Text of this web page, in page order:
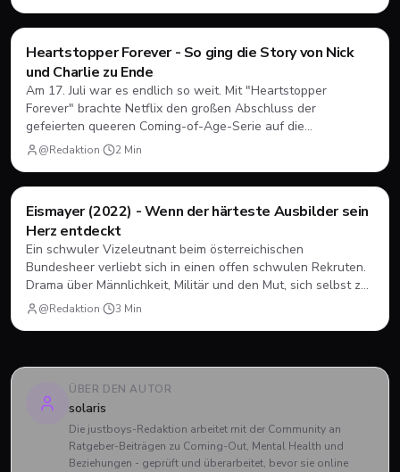
Filme & Serien
Heartstopper Forever - So ging die Story von Nick
und Charlie zu Ende
Am 17. Juli war es endlich so weit. Mit "Heartstopper
Forever" brachte Netflix den großen Abschluss der
gefeierten queeren Coming-of-Age-Serie auf die
Bildschirme. Statt einer vierten Staffel gab es diesmal einen
@Redaktion· 2 Min
Filme & Serien
Eismayer (2022) - Wenn der härteste Ausbilder sein
Herz entdeckt
Ein schwuler Vizeleutnant beim österreichischen
Bundesheer verliebt sich in einen offen schwulen Rekruten.
Drama über Männlichkeit, Militär und den Mut, sich selbst zu
sein.@Redaktion· 3 Min
ÜBER DEN AUTOR
solaris
Die justboys-Redaktion arbeitet mit der Community an
Ratgeber-Beiträgen zu Coming-Out, Mental Health und
Beziehungen - geprüft und überarbeitet, bevor sie online